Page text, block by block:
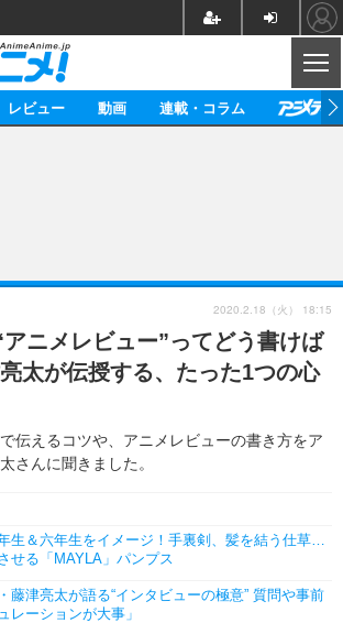
グッズ
海外
ト ビジネス
ト アーティスト
実写
イベント
座談会
！TV ABEMA Cafe
レビュー 動画 連載・コラム
アニメレビュー”ってどう書けば
太が伝授する、たった1つの心
伝えるコツや、アニメレビューの書き方をア
さんに聞きました。
生＆六年生をイメージ！手裏剣、髪を結う仕草…
せる「MAYLA」パンプス
藤津亮太が語る“インタビューの極意” 質問や事前
レーションが大事」
2020.2.18（火） 18:15